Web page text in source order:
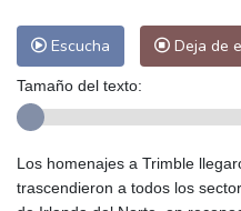
Escucha Deja de
Tamaño del texto:
Los homenajes a Trimble
trascendieron a todos los